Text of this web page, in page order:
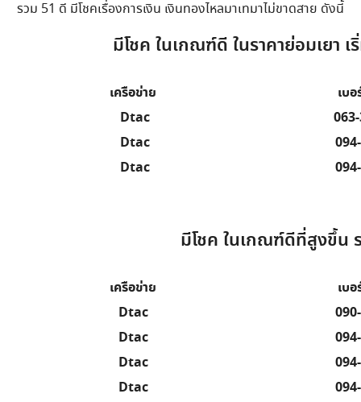
รวม 51 ดี มีโชคเรื่องการเงิน เงินทองไหลมาเทมาไม่ขาดสาย ดังนี้
มีโชค ในเกณฑ์ดี ในราคาย่อมเยา
เครือข่าย
เบ
Dtac
Dtac
Dtac
มีโชค ในเกณฑ์ดีที่สูงขึ้น
เครือข่าย
เบ
Dtac
Dtac
Dtac
Dtac